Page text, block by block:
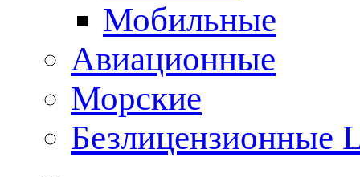
Мобильные
Авиационные
Морские
Безлицензионные